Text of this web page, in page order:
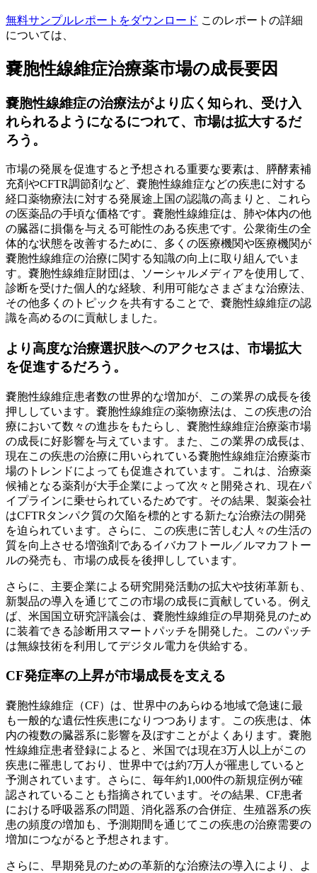
無料サンプルレポートをダウンロード このレポートの詳細
については、
嚢胞性線維症治療薬市場の成長要因
嚢胞性線維症の治療法がより広く知られ、受け入
れられるようになるにつれて、市場は拡大するだ
ろう。
市場の発展を促進すると予想される重要な要素は、膵酵素補
充剤やCFTR調節剤など、嚢胞性線維症などの疾患に対する
経口薬物療法に対する発展途上国の認識の高まりと、これら
の医薬品の手頃な価格です。嚢胞性線維症は、肺や体内の他
の臓器に損傷を与える可能性のある疾患です。公衆衛生の全
体的な状態を改善するために、多くの医療機関や医療機関が
嚢胞性線維症の治療に関する知識の向上に取り組んでいま
す。嚢胞性線維症財団は、ソーシャルメディアを使用して、
診断を受けた個人的な経験、利用可能なさまざまな治療法、
その他多くのトピックを共有することで、嚢胞性線維症の認
識を高めるのに貢献しました。
より高度な治療選択肢へのアクセスは、市場拡大
を促進するだろう。
嚢胞性線維症患者数の世界的な増加が、この業界の成長を後
押ししています。嚢胞性線維症の薬物療法は、この疾患の治
療において数々の進歩をもたらし、嚢胞性線維症治療薬市場
の成長に好影響を与えています。また、この業界の成長は、
現在この疾患の治療に用いられている嚢胞性線維症治療薬市
場のトレンドによっても促進されています。これは、治療薬
候補となる薬剤が大手企業によって次々と開発され、現在パ
イプラインに乗せられているためです。その結果、製薬会社
はCFTRタンパク質の欠陥を標的とする新たな治療法の開発
を迫られています。さらに、この疾患に苦しむ人々の生活の
質を向上させる増強剤であるイバカフトール／ルマカフトー
ルの発売も、市場の成長を後押ししています。
さらに、主要企業による研究開発活動の拡大や技術革新も、
新製品の導入を通じてこの市場の成長に貢献している。例え
ば、米国国立研究評議会は、嚢胞性線維症の早期発見のため
に装着できる診断用スマートパッチを開発した。このパッチ
は無線技術を利用してデジタル電力を供給する。
CF発症率の上昇が市場成長を支える
嚢胞性線維症（CF）は、世界中のあらゆる地域で急速に最
も一般的な遺伝性疾患になりつつあります。この疾患は、体
内の複数の臓器系に影響を及ぼすことがよくあります。嚢胞
性線維症患者登録によると、米国では現在3万人以上がこの
疾患に罹患しており、世界中では約7万人が罹患していると
予測されています。さらに、毎年約1,000件の新規症例が確
認されていることも指摘されています。その結果、CF患者
における呼吸器系の問題、消化器系の合併症、生殖器系の疾
患の頻度の増加も、予測期間を通じてこの疾患の治療需要の
増加につながると予想されます。
さらに、早期発見のための革新的な治療法の導入により、よ